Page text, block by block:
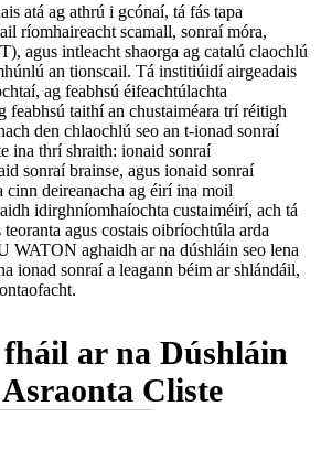
atá ag athrú i gcónaí, tá fás tapa
ríomhaireacht scamall, sonraí móra,
agus intleacht shaorga ag catalú claochlú
an tionscail. Tá institiúidí airgeadais
ag feabhsú éifeachtúlachta
feabhsú taithí an chustaiméara trí réitigh
den chlaochlú seo an t-ionad sonraí
ina thrí shraith: ionaid sonraí
sonraí brainse, agus ionaid sonraí
cinn deireanacha ag éirí ina moil
idirghníomhaíochta custaiméirí, ach tá
agus costais oibríochtúla arda
WATON aghaidh ar na dúshláin seo lena
ionad sonraí a leagann béim ar shlándáil,
ar na Dúshláin
Cliste